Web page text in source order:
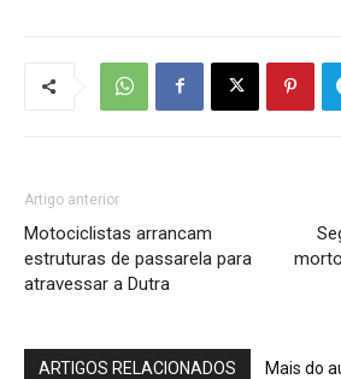
Artigo anterior
Motociclistas arrancam
estruturas de passarela para
atravessar a Dutra
ARTIGOS RELACIONADOS Mais do